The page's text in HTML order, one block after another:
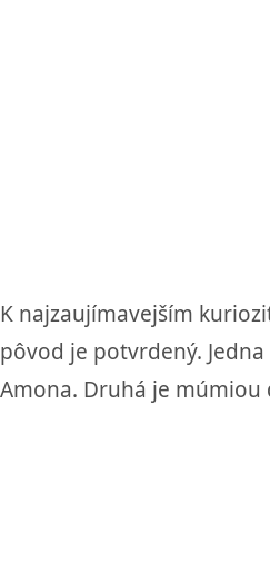
K najzaujímavejším
pôvod je potvrdený.
Amona. Druhá je